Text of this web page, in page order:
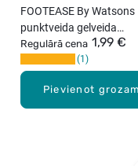
Pievienot grozam
FOOTEASE By Watsons
punktveida gelveida
spilventiņi sieviešu
Regulārā cena 1,99 €
1